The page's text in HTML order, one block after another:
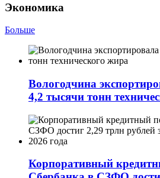
Экономика
Больше
Вологодчина
4,2 тысячи тонн
Корпоративный